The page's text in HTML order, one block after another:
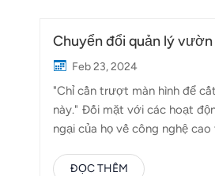
Chuyển đổi quản lý
Feb 23, 2024
"Chỉ cần trượt màn hình để
này." Đối mặt với các hoạt
ngại của họ về công nghệ
khác. Việc đưa máy bay
ĐỌC THÊM